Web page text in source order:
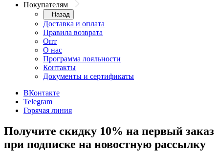
Покупателям
Назад
Доставка и оплата
Правила возврата
Опт
О нас
Программа лояльности
Контакты
Документы и сертификаты
ВКонтакте
Telegram
Горячая линия
Получите скидку 10% на первый заказ
при подписке на новостную рассылку